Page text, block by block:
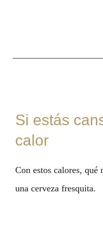
Si estás
calor
Con estos calores, qué
una cerveza fresquita.